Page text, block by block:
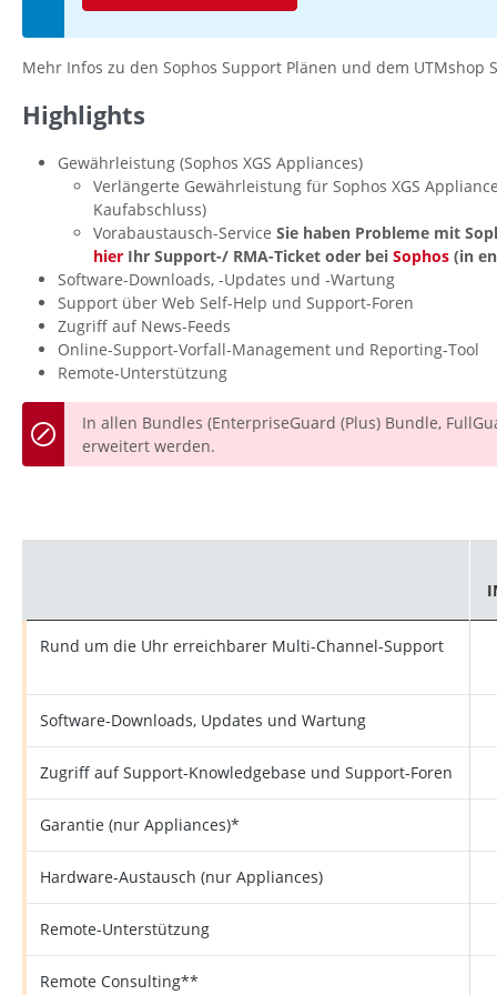
Mehr Infos zu den Sophos Support Plänen und dem UTMshop
Highlights
Gewährleistung (Sophos XGS Appliances)
Verlängerte Gewährleistung für Sophos XGS
Kaufabschluss)
Vorabaustausch-Service Sie haben Probleme mit
hier Ihr Support-/ RMA-Ticket oder bei Sophos (in
Software-Downloads, -Updates und -Wartung
Support über Web Self-Help und Support-Foren
Zugriff auf News-Feeds
Online-Support-Vorfall-Management und Reporting-Tool
Remote-Unterstützung
In allen Bundles (EnterpriseGuard (Plus) Bundle,
erweitert werden.
Rund um die Uhr erreichbarer Multi-Channel-Support
Software-Downloads, Updates und Wartung
Zugriff auf Support-Knowledgebase und Support-Foren
Garantie (nur Appliances)*
Hardware-Austausch (nur Appliances)
Remote-Unterstützung
Remote Consulting**